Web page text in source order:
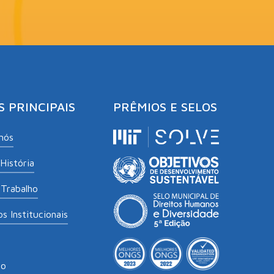
PRINCIPAIS
Institucionais
PRÊMIOS E SELOS